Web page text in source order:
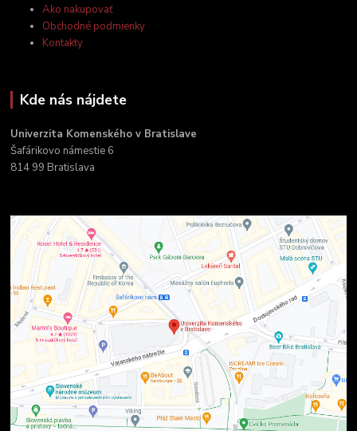
Ako nakupovať
Obchodné podmienky
Kontakty
Kde nás nájdete
Univerzita Komenského v Bratislave
Šafárikovo námestie 6
814 99 Bratislava